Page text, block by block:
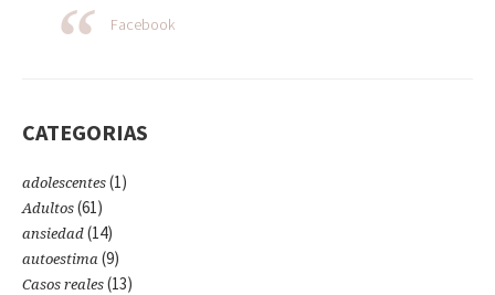
Facebook
CATEGORIAS
adolescentes (1)
Adultos (61)
ansiedad (14)
autoestima (9)
Casos reales (13)